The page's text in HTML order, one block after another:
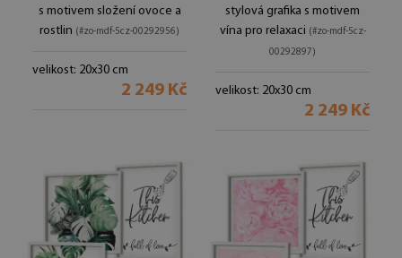
s motivem složení ovoce a
rostlin (#zo-mdf-5cz-00292956)
velikost: 20x30 cm
2 249 Kč
stylová grafika s motivem
vína pro relaxaci (#zo-mdf-5cz-
00292897)
velikost: 20x30 cm
2 249 Kč